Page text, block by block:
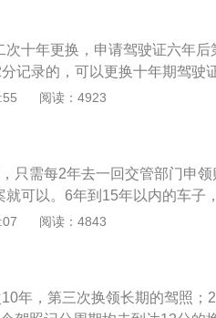
、行驶证、号牌、车辆挡案所
变更手续。
十年更换，申请驾驶证六年后
记录的，可以更换十年期驾驶
有效期；10年有效期限驾驶证
发证地车管所提出换证申请，
，驾驶证保持在正常状态，并提
的还需暂住证）及复印件；2
色照片3张；4、区、县级以上
取机动车驾驶证申请表，并按
阅读：4923
只需每2年去一回交管部门申
可以。6年到15年以内的车子
去检车一回。满足以内条件，
客车（面包车不在其内）列入
(微型、小型、中型、大型)、微
越野客车、小型专用型客车；
阅读：4843
年，第三次换领长期的驾照；